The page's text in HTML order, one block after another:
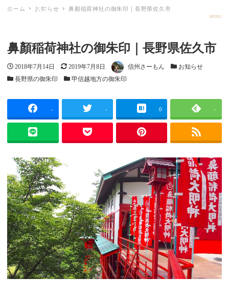
ごしゅメモ
MENU
ホーム お知らせ 鼻顏稲荷神社の御朱印｜長野県佐久市
鼻顏稲荷神社の御朱印｜長野県佐久市
投稿日
2018年7月14日 更新日
2019年7月8日 著者 信州さーもん カテゴリー
お知らせ
カテゴリー
長野県の御朱印 カテゴリー
甲信越地方の御朱印
- - 0 -